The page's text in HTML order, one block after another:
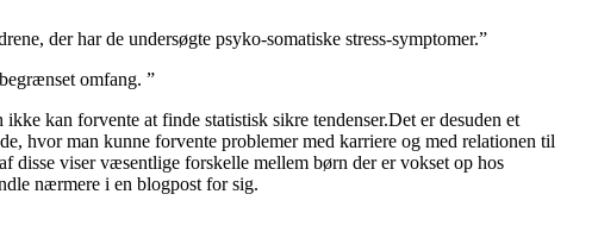
der har de undersøgte psyko-somatiske stress-symptomer.”
omfang. ”
kan forvente at finde statistisk sikre tendenser.Det er desuden et
hvor man kunne forvente problemer med karriere og med relationen til
disse viser væsentlige forskelle mellem børn der er vokset op hos
nærmere i en blogpost for sig.